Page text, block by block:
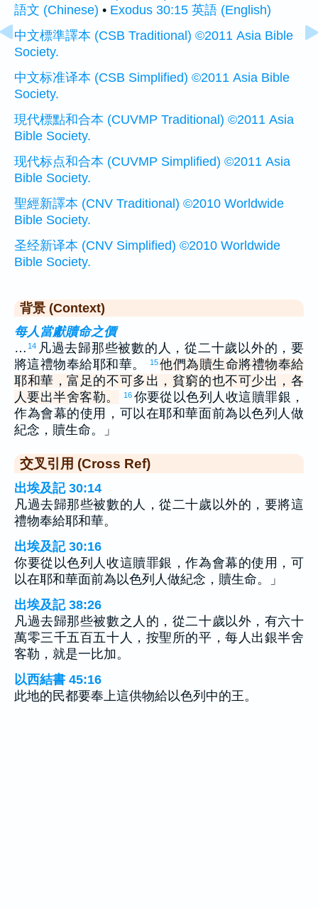
語文 (Chinese) • Exodus 30:15 英語 (English)
中文標準譯本 (CSB Traditional) ©2011 Asia Bible
Society.
中文标准译本 (CSB Simplified) ©2011 Asia Bible
Society.
現代標點和合本 (CUVMP Traditional) ©2011 Asia
Bible Society.
现代标点和合本 (CUVMP Simplified) ©2011 Asia
Bible Society.
聖經新譯本 (CNV Traditional) ©2010 Worldwide
Bible Society.
圣经新译本 (CNV Simplified) ©2010 Worldwide
Bible Society.
背景 (Context)
每人當獻贖命之價
… 14 凡過去歸那些被數的人，從二十歲以外的，要
將這禮物奉給耶和華。
15他們為贖生命將禮物奉給
耶和華，富足的不可多出，貧窮的也不可少出，各
人要出半舍客勒。
16 你要從以色列人收這贖罪銀，
作為會幕的使用，可以在耶和華面前為以色列人做
紀念，贖生命。」
交叉引用 (Cross Ref)
出埃及記 30:14
凡過去歸那些被數的人，從二十歲以外的，要將這
禮物奉給耶和華。
出埃及記 30:16
你要從以色列人收這贖罪銀，作為會幕的使用，可
以在耶和華面前為以色列人做紀念，贖生命。」
出埃及記 38:26
凡過去歸那些被數之人的，從二十歲以外，有六十
萬零三千五百五十人，按聖所的平，每人出銀半舍
客勒，就是一比加。
以西結書 45:16
此地的民都要奉上這供物給以色列中的王。